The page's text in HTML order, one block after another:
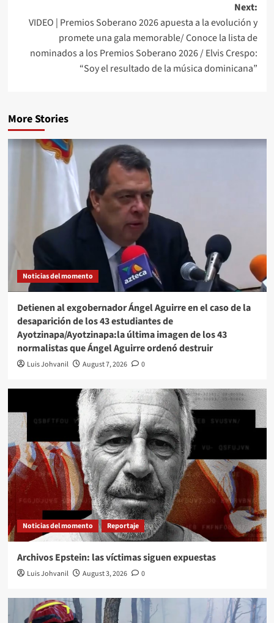
Next:
VIDEO | Premios Soberano 2026 apuesta a la evolución y
promete una gala memorable/ Conoce la lista de
nominados a los Premios Soberano 2026 / Elvis Crespo:
“Soy el resultado de la música dominicana”
More Stories
Noticias del momento
Detienen al exgobernador Ángel Aguirre en el caso de la
desaparición de los 43 estudiantes de
Ayotzinapa/Ayotzinapa:la última imagen de los 43
normalistas que Ángel Aguirre ordenó destruir
Luis Johvanil August 7, 2026 0
Noticias del momento Reportaje
Archivos Epstein: las víctimas siguen expuestas
Luis Johvanil August 3, 2026 0